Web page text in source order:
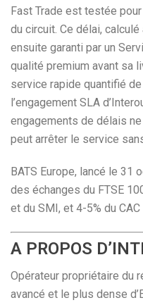
Fast Trade est testée
du circuit. Ce délai,
ensuite garanti par un
qualité premium avant sa
service rapide quantifié
l’engagement SLA
engagements de délais
peut arrêter le service
BATS Europe, lancé le 31
des échanges du FTSE
et du SMI, et 4-5% du
A PROPOS
Opérateur propriétaire du
avancé et le plus dense